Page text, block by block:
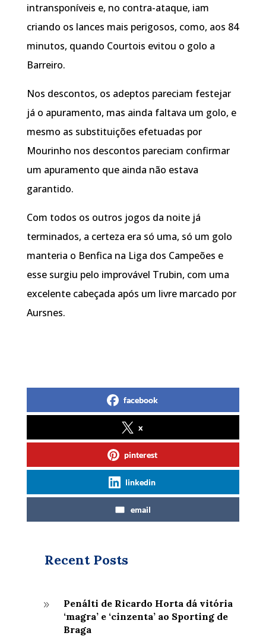
intransponíveis e, no contra-ataque, iam
criando os lances mais perigosos, como, aos 84
minutos, quando Courtois evitou o golo a
Barreiro.
Nos descontos, os adeptos pareciam festejar
já o apuramento, mas ainda faltava um golo, e
mesmo as substituições efetuadas por
Mourinho nos descontos pareciam confirmar
um apuramento que ainda não estava
garantido.
Com todos os outros jogos da noite já
terminados, a certeza era só uma, só um golo
manteria o Benfica na Liga dos Campeões e
esse surgiu pelo improvável Trubin, com uma
excelente cabeçada após um livre marcado por
Aursnes.
facebook
x
pinterest
linkedin
email
Recent Posts
9
Penálti de Ricardo Horta dá vitória
‘magra’ e ‘cinzenta’ ao Sporting de
Braga